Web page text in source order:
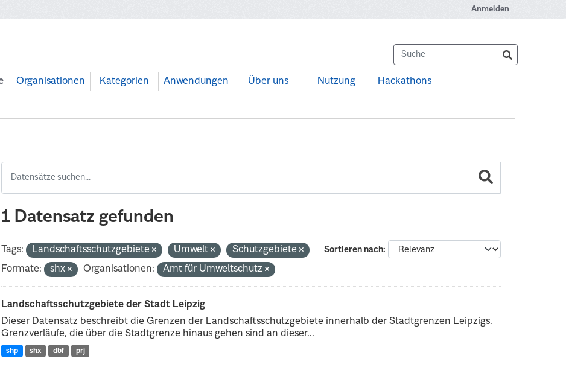
Anmelden
Organisationen Kategorien Anwendungen Über uns Nutzung Hackathons
1 Datensatz gefunden
Sortieren nach
Tags: Landschaftsschutzgebiete Umwelt
Schutzgebiete
Formate:
shx Organisationen: Amt für Umweltschutz
Landschaftsschutzgebiete der Stadt Leipzig
Dieser Datensatz beschreibt die Grenzen der Landschaftsschutzgebiete innerhalb der Stadtgrenzen Leipzigs.
Grenzverläufe, die über die Stadtgrenze hinaus gehen sind an dieser...
shp shx dbf prj